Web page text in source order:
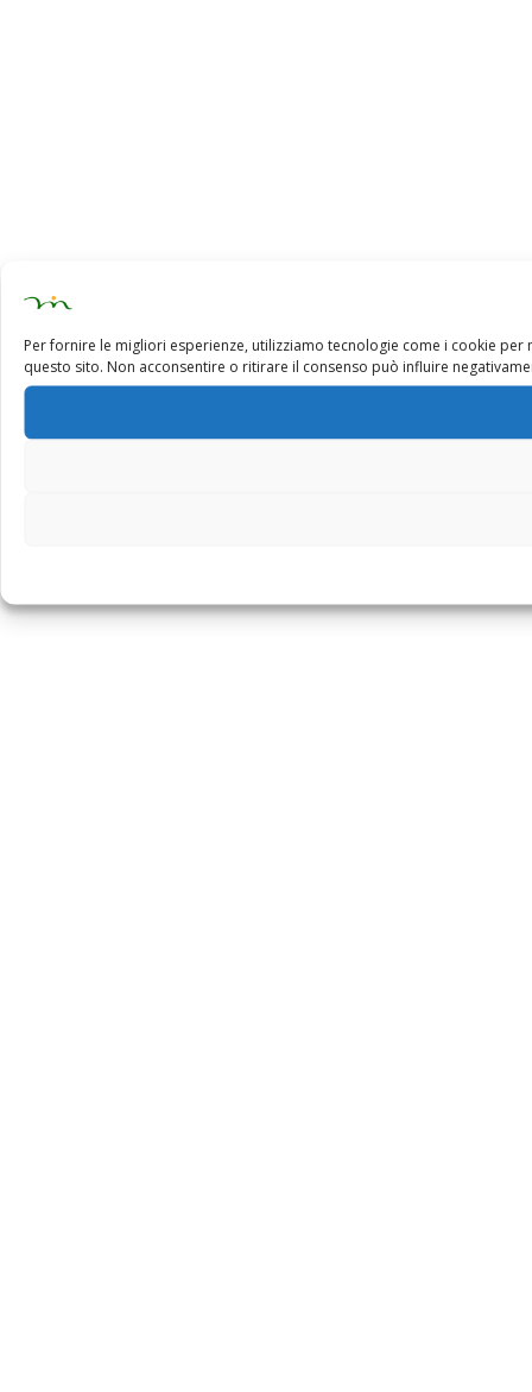
Per fornire le migliori esperienze, utilizziamo tecnologie come i cookie
questo sito. Non acconsentire o ritirare il consenso può influire